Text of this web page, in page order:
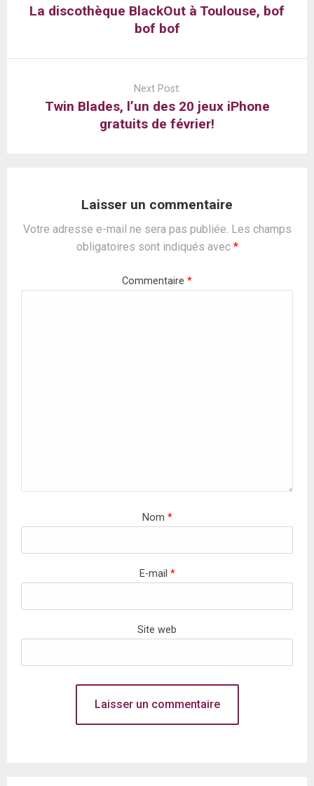
La discothèque BlackOut à Toulouse, bof
bof bof
Next Post:
Twin Blades, l’un des 20 jeux iPhone
gratuits de février!
Laisser un commentaire
Votre adresse e-mail ne sera pas publiée. Les champs
obligatoires sont indiqués avec *
Commentaire *
Nom *
E-mail *
Site web